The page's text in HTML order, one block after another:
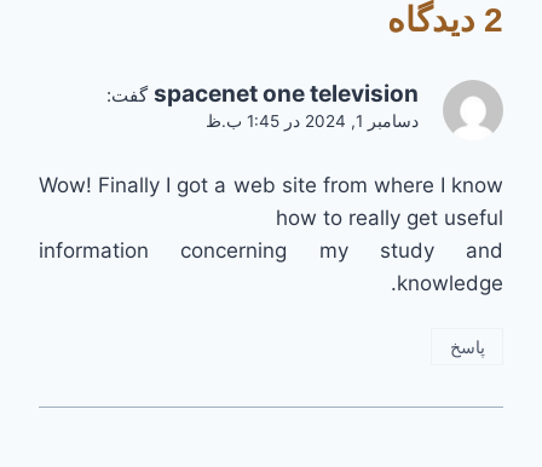
2 دیدگاه
spacenet one television گفت:
دسامبر 1, 2024 در 1:45 ب.ظ
Wow! Finally I got a web site from where I know
how to really get useful
information concerning my study and
knowledge.
پاسخ